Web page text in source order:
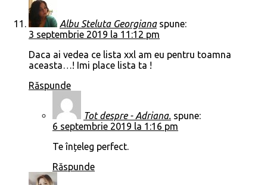
Albu Steluta Georgiana spune:
3 septembrie 2019 la 11:12 pm
Daca ai vedea ce lista xxl am eu pentru toamna
aceasta…! Imi place lista ta !
Răspunde
Tot despre - Adriana. spune:
6 septembrie 2019 la 1:16 pm
Te înțeleg perfect.
Răspunde